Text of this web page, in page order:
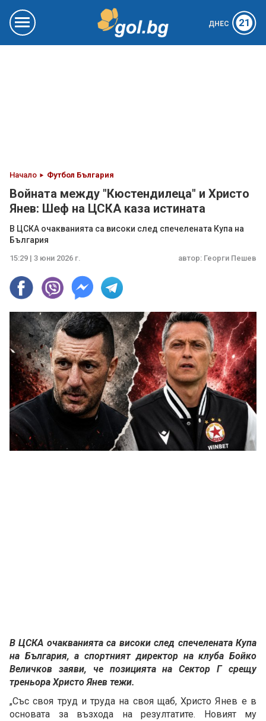
ДНЕС 21
Начало Футбол България
Войната между "Кюстендилеца" и Христо
Янев: Шеф на ЦСКА каза истината
В ЦСКА очакванията са високи след спечелената Купа на
България
15:29 | 3 юни 2026 г. автор: Георги Пешев
В ЦСКА очакванията са високи след спечелената Купа
на България, а спортният директор на клуба Бойко
Величков заяви, че позицията на Сектор Г срещу
треньора Христо Янев тежи.
„Със своя труд и труда на своя щаб, Христо Янев е в
основата за възхода на резултатите. Новият му